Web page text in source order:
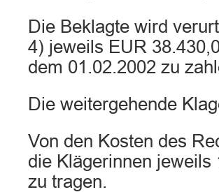
Die Beklagte wird
4) jeweils EUR
dem 01.02.2002 zu
Die weitergehende
Von den Kosten des
die Klägerinnen jeweils
zu tragen.